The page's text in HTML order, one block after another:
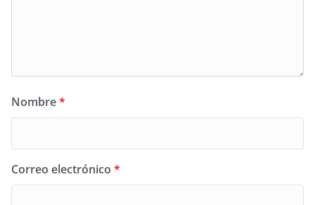
Nombre*
Correo electrónico *